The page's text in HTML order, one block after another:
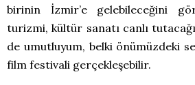
birinin İzmir’e gelebileceğini
turizmi, kültür sanatı canlı
de umutluyum, belki önümüzdeki
film festivali gerçekleşebilir.